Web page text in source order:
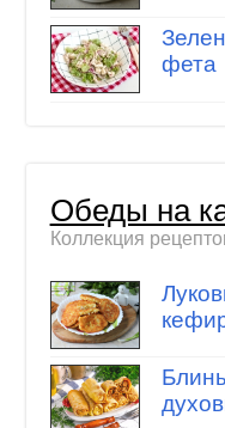
фета
Обеды на
Коллекция